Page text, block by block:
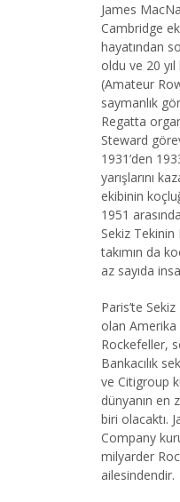
James
Cambridge
hayatından
oldu ve 20
(Amateur
saymanlık
Regatta
Steward
1931’den
yarışlarını
ekibinin
1951
Sekiz
takımın da
az sayıda
Paris’te
olan Amerika
Rockefeller,
Bankacılık
ve Citigroup
dünyanın en
biri olacaktı.
Company
milyarder
ailesindendir.